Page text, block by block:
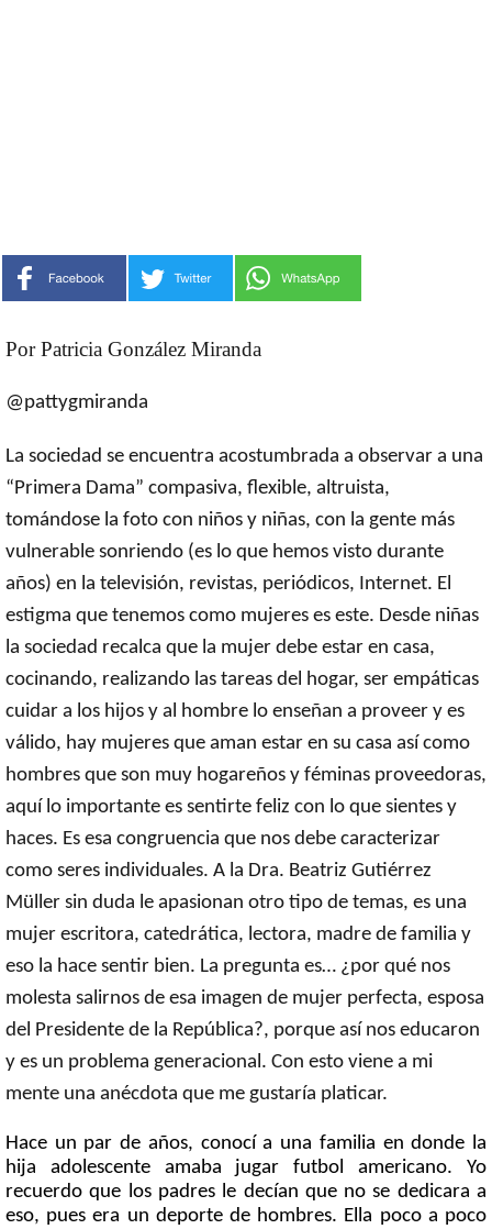
Por Patricia González Miranda
@pattygmiranda
La sociedad se encuentra acostumbrada a observar a una
“Primera Dama” compasiva, flexible, altruista,
tomándose la foto con niños y niñas, con la gente más
vulnerable sonriendo (es lo que hemos visto durante
años) en la televisión, revistas, periódicos, Internet. El
estigma que tenemos como mujeres es este. Desde niñas
la sociedad recalca que la mujer debe estar en casa,
cocinando, realizando las tareas del hogar, ser empáticas
cuidar a los hijos y al hombre lo enseñan a proveer y es
válido, hay mujeres que aman estar en su casa así como
hombres que son muy hogareños y féminas proveedoras,
aquí lo importante es sentirte feliz con lo que sientes y
haces. Es esa congruencia que nos debe caracterizar
como seres individuales. A la Dra. Beatriz Gutiérrez
Müller sin duda le apasionan otro tipo de temas, es una
mujer escritora, catedrática, lectora, madre de familia y
eso la hace sentir bien. La pregunta es… ¿por qué nos
molesta salirnos de esa imagen de mujer perfecta, esposa
del Presidente de la República?, porque así nos educaron
y es un problema generacional. Con esto viene a mi
mente una anécdota que me gustaría platicar.
Hace un par de años, conocí a una familia en donde la
hija adolescente amaba jugar futbol americano. Yo
recuerdo que los padres le decían que no se dedicara a
eso, pues era un deporte de hombres. Ella poco a poco